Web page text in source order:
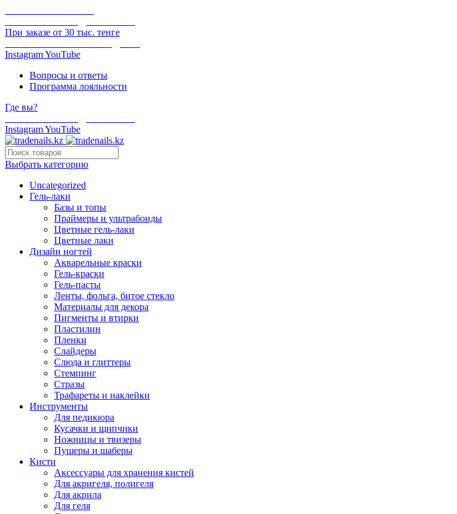
При заказе от 30 тыс. тенге
InstagramYouTube
Вопросы и ответы
Программа лояльности
Где вы?
InstagramYouTube
Выбрать категорию
Uncategorized
Гель-лаки
Базы и топы
Праймеры и ультрабонды
Цветные гель-лаки
Цветные лаки
Дизайн ногтей
Акварельные краски
Гель-краски
Гель-пасты
Ленты, фольга, битое стекло
Материалы для декора
Пигменты и втирки
Пластилин
Пленки
Слайдеры
Слюда и глиттеры
Стемпинг
Стразы
Трафареты и наклейки
Инструменты
Для педикюра
Кусачки и щипчики
Ножницы и твизеры
Пушеры и шаберы
Кисти
Аксессуары для хранения кистей
Для акригеля, полигеля
Для акрила
Для геля